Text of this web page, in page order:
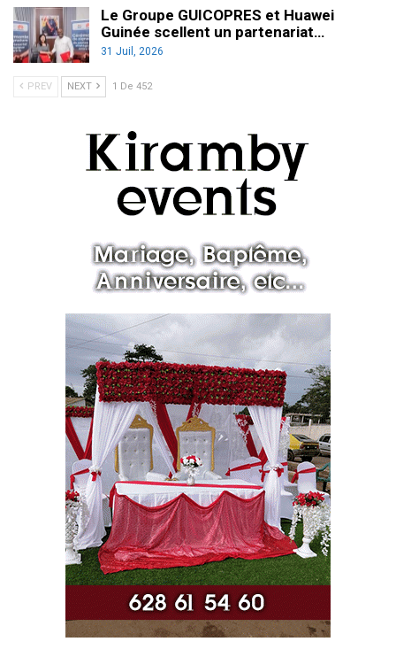
Le Groupe GUICOPRES et Huawei
Guinée scellent un partenariat…
31 Juil, 2026
PREV NEXT 1 De 452